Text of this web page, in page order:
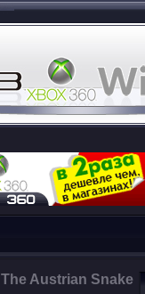
The Austrian Snake